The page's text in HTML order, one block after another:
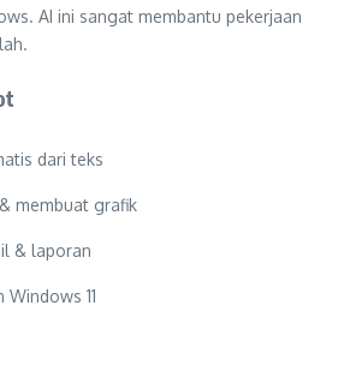
AI ini sangat membantu pekerjaan
dari teks
membuat grafik
& laporan
11